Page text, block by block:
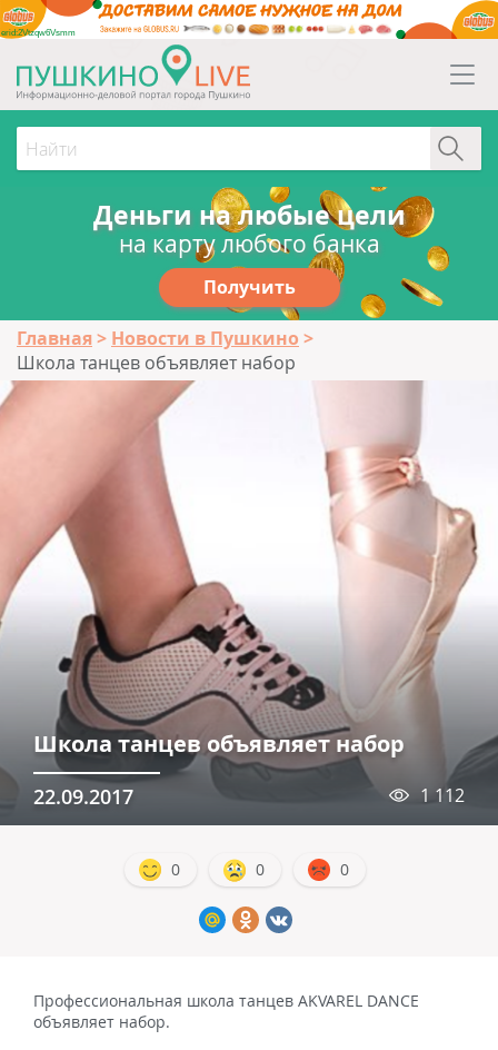
erid:2Vtzqw6Vsmm
Деньги на любые цели
на карту любого банка
Получить
Главная
Новости в Пушкино
Школа танцев объявляет набор
Школа танцев объявляет набор
22.09.2017 1 112
0 0 0
Профессиональная школа танцев AKVAREL DANCE
объявляет набор.